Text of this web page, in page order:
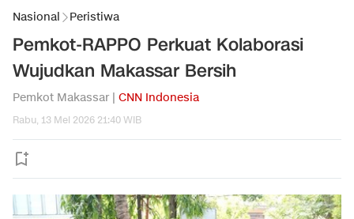
Nasional Peristiwa
Pemkot-RAPPO Perkuat Kolaborasi
Wujudkan Makassar Bersih
Pemkot Makassar | CNN Indonesia
Rabu, 13 Mei 2026 21:40 WIB